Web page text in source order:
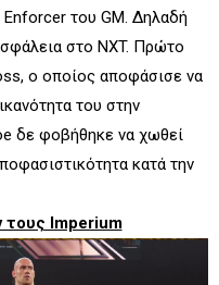
Enforcer του GM. Δηλαδή
στο NXT. Πρώτο
ο οποίος αποφάσισε να
του στην
δε φοβήθηκε να χωθεί
κατά την
τους Imperium